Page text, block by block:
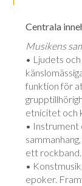
Centrala
Musikens
• Ljudets
funktion för
etnicitet och
• Instrument
ett rockband.
•
epoker.